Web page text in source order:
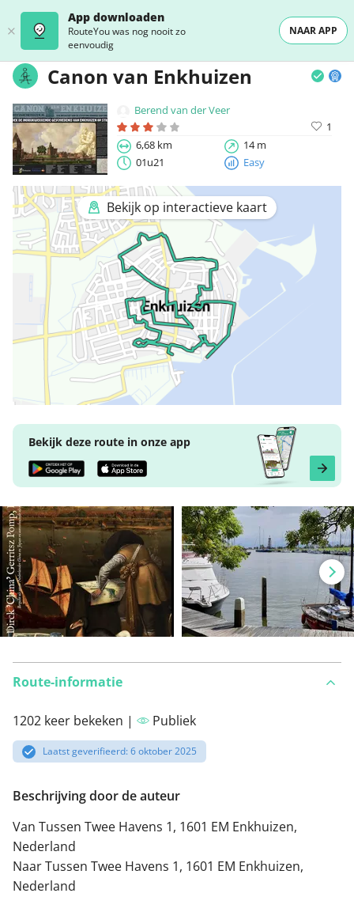
App downloaden
RouteYou was nog nooit zo
eenvoudig
NAAR APP
Canon van Enkhuizen
Berend van der Veer
1
6,68 km
14 m
01u21
Easy
Bekijk op interactieve kaart
Bekijk deze route in onze app
Route-informatie
1202 keer bekeken | Publiek
Laatst geverifieerd: 6 oktober 2025
Beschrijving door de auteur
Van Tussen Twee Havens 1, 1601 EM Enkhuizen,
Nederland
Naar Tussen Twee Havens 1, 1601 EM Enkhuizen,
Nederland